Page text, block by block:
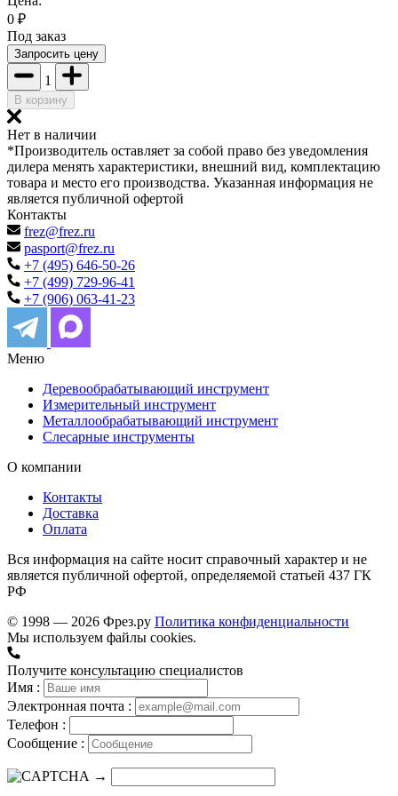
0 ₽
Под заказ
Запросить цену
1
В корзину
Нет в наличии
*Производитель оставляет за собой право без уведомления
дилера менять характеристики, внешний вид, комплектацию
товара и место его производства. Указанная информация не
является публичной офертой
Контакты
frez@frez.ru
pasport@frez.ru
+7 (495) 646-50-26
+7 (499) 729-96-41
+7 (906) 063-41-23
Меню
Деревообрабатывающий инструмент
Измерительный инструмент
Металлообрабатывающий инструмент
Слесарные инструменты
О компании
Контакты
Доставка
Оплата
Вся информация на сайте носит справочный характер и не
является публичной офертой, определяемой статьей 437 ГК
РФ
© 1998 — 2026 Фрез.ру Политика конфиденциальности
Мы используем файлы cookies.
Получите консультацию специалистов
Имя :
Электронная почта :
Телефон :
Сообщение :
→